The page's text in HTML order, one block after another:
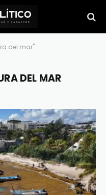
del mar"
DEL MAR